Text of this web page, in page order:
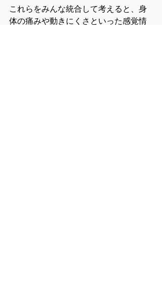
これらをみんな統合して考えると、身
体の痛みや動きにくさといった感覚情